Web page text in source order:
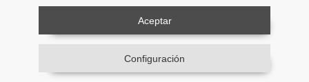
Aceptar
Configuración
Farol Portavelas 28cm
Ref.: 39584
Farol Portavelas 28m